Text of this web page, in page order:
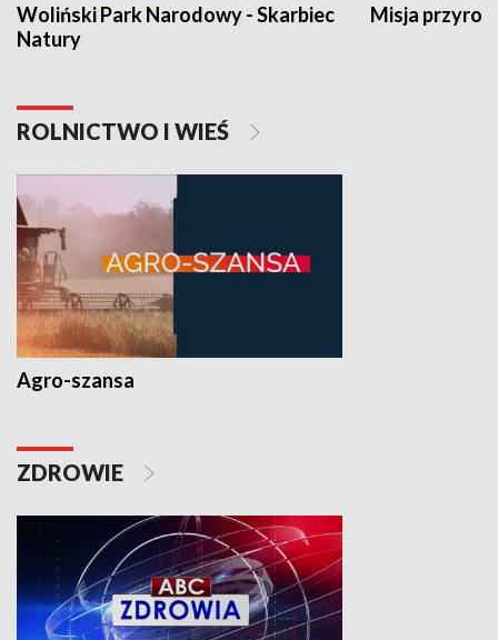
Woliński Park Narodowy - Skarbiec
Natury
Misja
ROLNICTWO I WIEŚ
Agro-szansa
ZDROWIE